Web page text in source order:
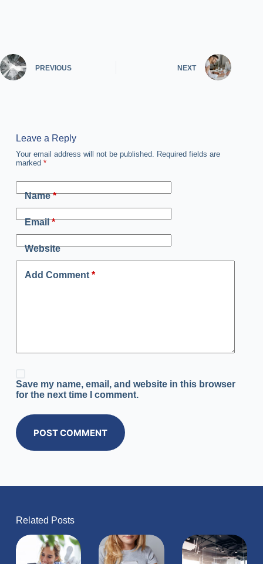
PREVIOUS NEXT
Leave a Reply
Your email address will not be published. Required fields are
marked *
Name*
Email*
Website
Add Comment*
Save my name, email, and website in this browser
for the next time I comment.
POST COMMENT
Related Posts